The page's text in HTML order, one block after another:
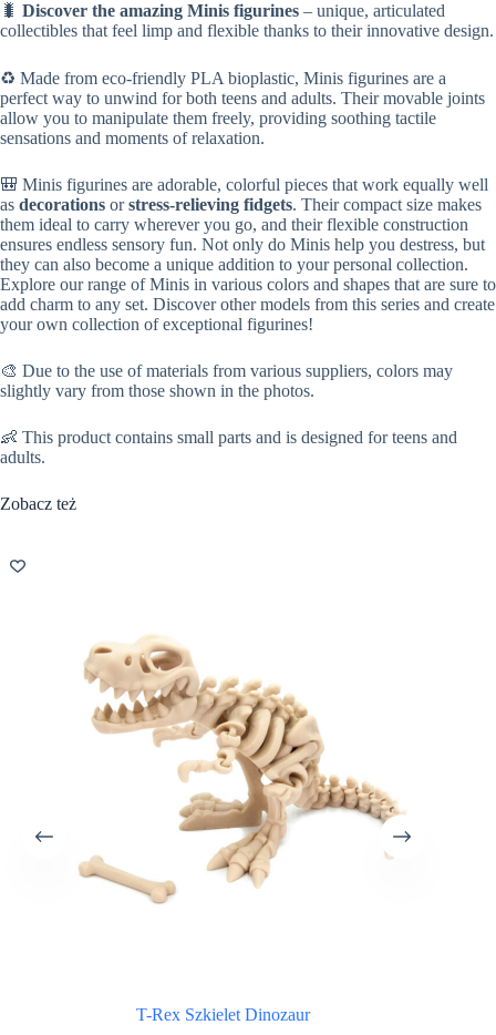
🐛 Discover the amazing Minis figurines – unique, articulated
collectibles that feel limp and flexible thanks to their innovative design.
♻️ Made from eco-friendly PLA bioplastic, Minis figurines are a
perfect way to unwind for both teens and adults. Their movable joints
allow you to manipulate them freely, providing soothing tactile
sensations and moments of relaxation.
🎒 Minis figurines are adorable, colorful pieces that work equally well
as decorations orstress-relieving fidgets. Their compact size makes
them ideal to carry wherever you go, and their flexible construction
ensures endless sensory fun. Not only do Minis help you destress, but
they can also become a unique addition to your personal collection.
Explore our range of Minis in various colors and shapes that are sure to
add charm to any set. Discover other models from this series and create
your own collection of exceptional figurines!
🎨 Due to the use of materials from various suppliers, colors may
slightly vary from those shown in the photos.
👶 This product contains small parts and is designed for teens and
adults.
Zobacz też
T-Rex Szkielet Dinozaur